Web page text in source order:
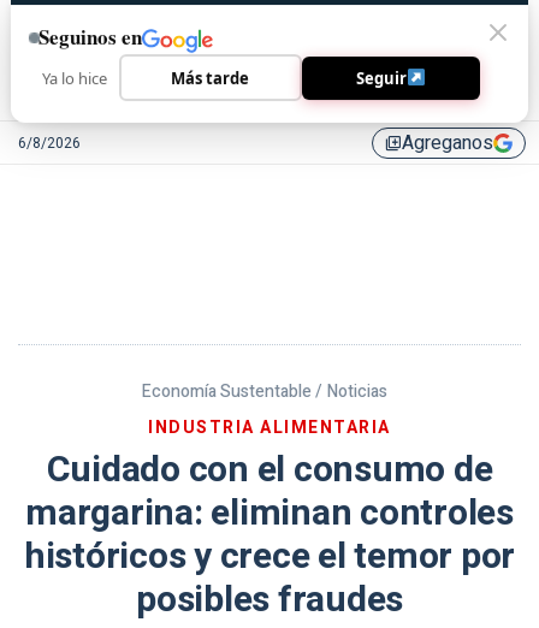
6/8/2026 library_addAgreganos
Economía Sustentable / Noticias
INDUSTRIA ALIMENTARIA
Cuidado con el consumo de
margarina: eliminan controles
históricos y crece el temor por
posibles fraudes
Seguinos en
Ya lo hice Más tarde Seguir